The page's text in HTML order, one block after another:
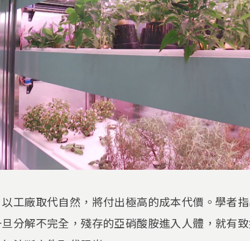
工廠取代自然，將付出極高的成本代價。學者
分解不完全，殘存的亞硝酸胺進入人體，就有